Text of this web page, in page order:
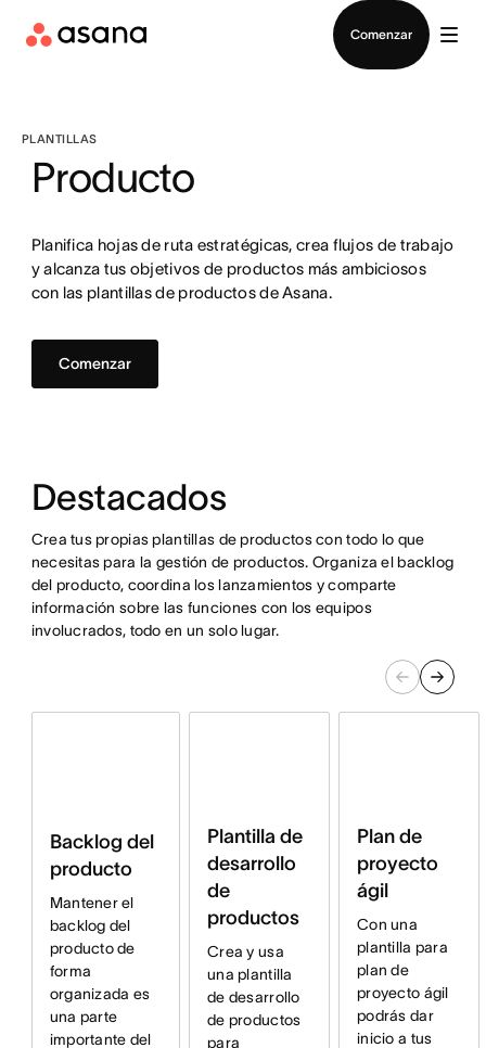
Comenzar
PLANTILLAS
Producto
Planifica hojas de ruta estratégicas, crea flujos de trabajo
y alcanza tus objetivos de productos más ambiciosos
con las plantillas de productos de Asana.
Comenzar
Destacados
Crea tus propias plantillas de productos con todo lo que
necesitas para la gestión de productos. Organiza el backlog
del producto, coordina los lanzamientos y comparte
información sobre las funciones con los equipos
involucrados, todo en un solo lugar.
Backlog del
producto
Mantener el
backlog del
producto de
forma
organizada es
una parte
importante del
Plantilla de
desarrollo
de
productos
Crea y usa
una plantilla
de desarrollo
de productos
para
Plan de
proyecto
ágil
Con una
plantilla para
plan de
proyecto ágil
podrás dar
inicio a tus